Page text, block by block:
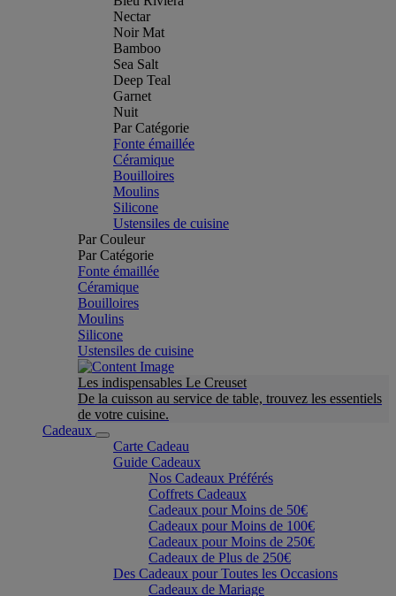
Nectar
Noir Mat
Bamboo
Sea Salt
Deep Teal
Garnet
Nuit
Par Catégorie
Fonte émaillée
Céramique
Bouilloires
Moulins
Silicone
Ustensiles de cuisine
Par Couleur
Par Catégorie
Fonte émaillée
Céramique
Bouilloires
Moulins
Silicone
Ustensiles de cuisine
Les indispensables Le Creuset
De la cuisson au service de table, trouvez les essentiels
de votre cuisine.
Cadeaux
Carte Cadeau
Guide Cadeaux
Nos Cadeaux Préférés
Coffrets Cadeaux
Cadeaux pour Moins de 50€
Cadeaux pour Moins de 100€
Cadeaux pour Moins de 250€
Cadeaux de Plus de 250€
Des Cadeaux pour Toutes les Occasions
Cadeaux de Mariage